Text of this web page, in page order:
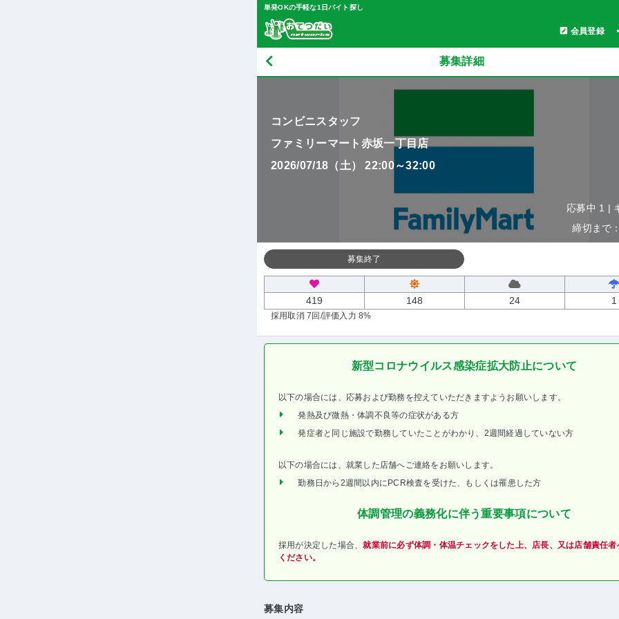
単発OKの手軽な1日バイト探し
会員登録
募集詳細
コンビニスタッフ
ファミリーマート赤坂一丁目店
2026/07/18（土） 22:00～32:00
応募中 1 |
締切まで
募集終了
419 148 24 1
採用取消 7回 /評価入力 8%
新型コロナウイルス感染症拡大防止について
以下の場合には、応募および勤務を控えていただきますようお願いします。
発熱及び微熱・体調不良等の症状がある方
発症者と同じ施設で勤務していたことがわかり、2週間経過していない方
以下の場合には、就業した店舗へご連絡をお願いします。
勤務日から2週間以内にPCR検査を受けた、もしくは罹患した方
体調管理の義務化に伴う重要事項について
採用が決定した場合、就業前に必ず体調・体温チェックをした上、店長、又は店舗責任者
ください。
募集内容